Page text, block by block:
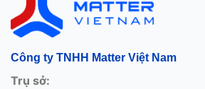
Công ty TNHH Matter Việt Nam
Trụ sở: